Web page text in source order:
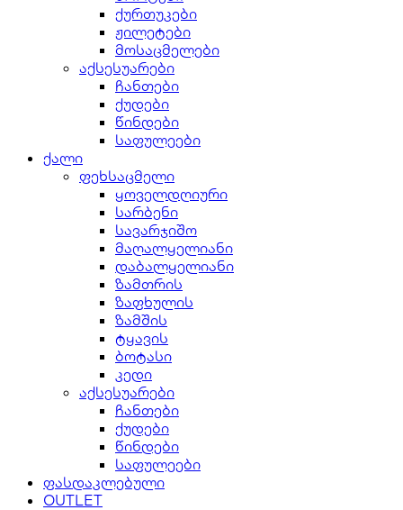
ქურთუკები
ჟილეტები
მოსაცმელები
აქსესუარები
ჩანთები
ქუდები
წინდები
საფულეები
ქალი
ფეხსაცმელი
ყოველდღიური
სარბენი
სავარჯიშო
მაღალყელიანი
დაბალყელიანი
ზამთრის
ზაფხულის
ზამშის
ტყავის
ბოტასი
კედი
აქსესუარები
ჩანთები
ქუდები
წინდები
საფულეები
ფასდაკლებული
OUTLET